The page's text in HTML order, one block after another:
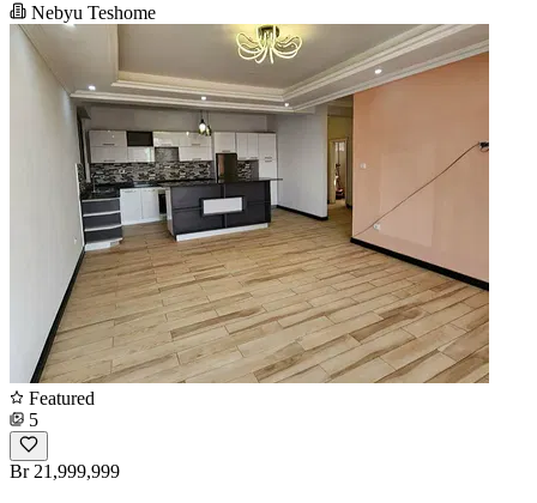
Nebyu Teshome
Featured
5
Br 21,999,999